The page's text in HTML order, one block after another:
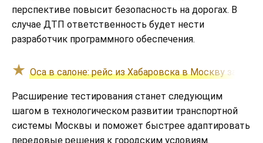
перспективе повысит безопасность на дорогах. В
случае ДТП ответственность будет нести
разработчик программного обеспечения.
Оса в салоне: рейс из Хабаровска в Москву
Расширение тестирования станет следующим
шагом в технологическом развитии транспортной
системы Москвы и поможет быстрее адаптировать
передовые решения к городским условиям.